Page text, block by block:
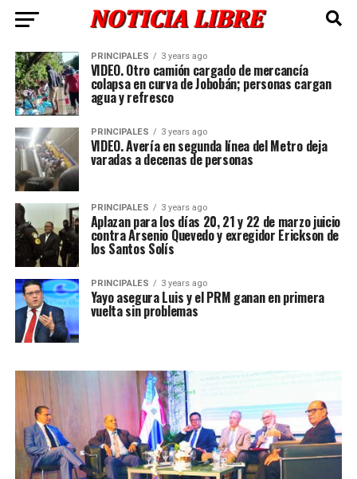
PRINCIPALES 3 years ago
VIDEO. Otro camión cargado de mercancía
colapsa en curva de Jobobán; personas cargan
agua y refresco
PRINCIPALES 3 years ago
VIDEO. Avería en segunda línea del Metro deja
varadas a decenas de personas
PRINCIPALES 3 years ago
Aplazan para los días 20, 21 y 22 de marzo juicio
contra Arsenio Quevedo y exregidor Erickson de
los Santos Solís
PRINCIPALES 3 years ago
Yayo asegura Luis y el PRM ganan en primera
vuelta sin problemas